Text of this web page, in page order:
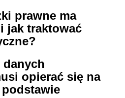
prawne ma
jak traktować
danych
opierać się na